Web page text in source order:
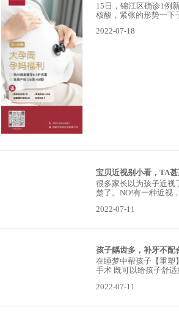
15日，锦江区确诊1例
核酸，紧张的形势一下
2022-07-18
很多家长以为孩子近视
楚了。NO!有一种近视
2022-07-11
在睡梦中帮孩子【重塑
手术 既可以给孩子舒
2022-07-11